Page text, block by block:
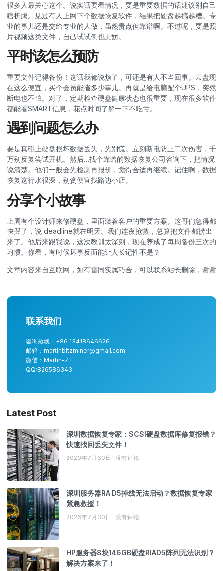
很多人最关心这个。说实话要看情况，要是重要数据的话建议别自己
瞎折腾。见过有人上网下个数据恢复软件，结果把硬盘越搞越糟。专
业的事儿还是交给专业的人做，虽然贵点但靠谱啊。不过呢，要是照
片视频这类文件，自己试试倒也无妨。
平时该怎么预防
重要文件记得备份！这话我都说烦了，可还是有人不当回事。云盘现
在这么便宜，买个会员能省多少事儿。再就是给电脑配个UPS，突然
断电也不怕。对了，定期检查硬盘健康状态也很重要，现在很多软件
都能看SMART信息，花点时间了解一下不吃亏。
遇到问题怎么办
要是真碰上硬盘损坏数据丢失，先别慌。立刻断电防止二次伤害，千
万别反复尝试开机。然后…找个靠谱的数据恢复公司咨询下，把情况
说清楚。他们一般会先检测再报价，觉得合适再继续。记住啊，数据
恢复这行水很深，别贪便宜找路边小店。
分享个小故事
上周有个设计师来修硬盘，里面装着客户的重要方案。这哥们急得都
快哭了，说 deadline就在明天。我们连夜抢救，总算把文件都捞出
来了。他后来跟我说，这次教训太深刻，现在养成了每周备份三次的
习惯。你看，有时候坏事反而能让人长记性不是？
文章内容来自互联网，如有雷同实属巧合，可以联系站长删除，谢谢
联系我们
咨询热线：+86 13418646626
邮箱：martinbitzminer@gmail.com
微信：Martin-ZT
QQ:826586343
Latest Post
深圳数据恢复专家：SCSI硬盘数据库修复报错？
快速找回丢失文件！
2026年7月30日 没有评论
深圳服务器RAID5掉线无法启动？数据恢复专家
紧急救援！
2026年7月30日 没有评论
HP服务器8块146GB硬盘RIAD5阵列无法识别？
解决方案来了！